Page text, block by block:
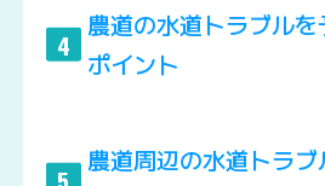
4
農道の水道トラブル
ポイント
農道周辺の水道トラブ